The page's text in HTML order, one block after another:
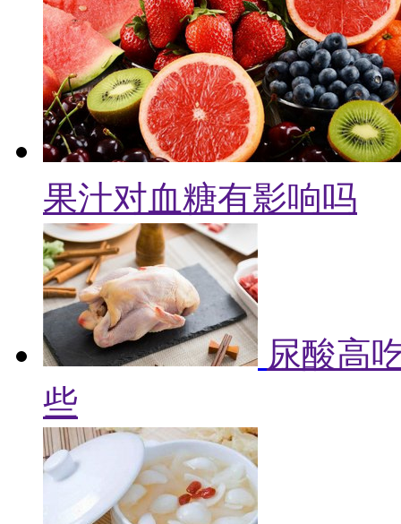
果汁对血糖有影响吗
尿酸高
些